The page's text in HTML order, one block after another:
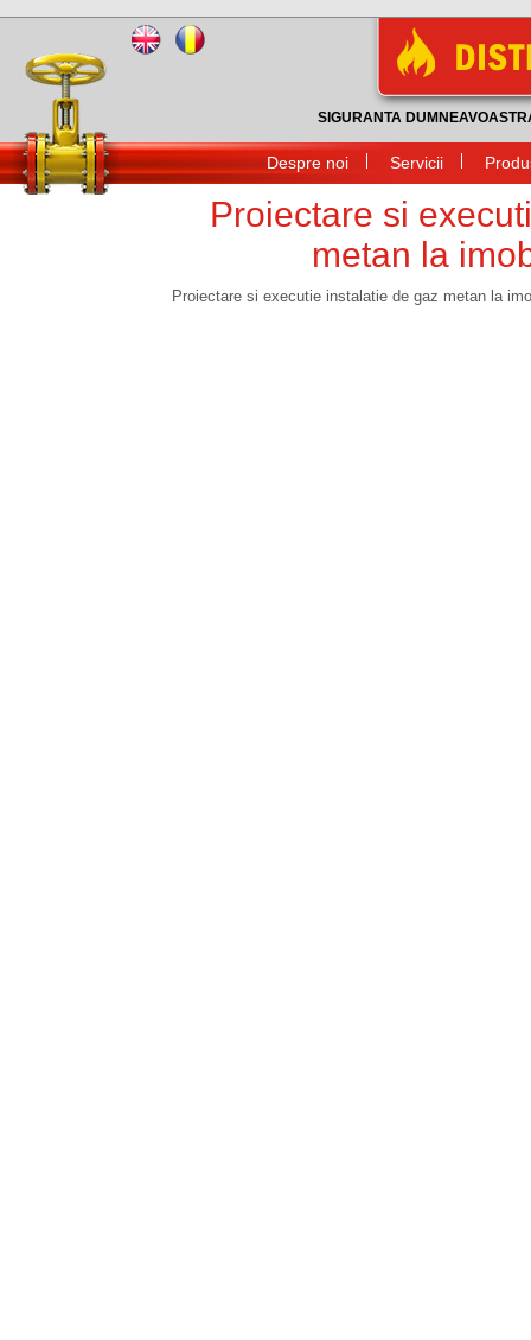
SIGURANTA
Despre noi Servicii
Proiectare si
metan la
Proiectare si executie instalatie de gaz metan la